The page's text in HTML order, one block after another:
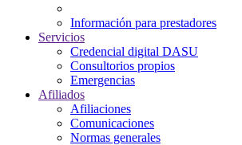
Información para prestadores
Servicios
Credencial digital DASU
Consultorios propios
Emergencias
Afiliados
Afiliaciones
Comunicaciones
Normas generales